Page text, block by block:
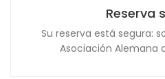
Reserva
Su reserva está segura:
Asociación Alemana